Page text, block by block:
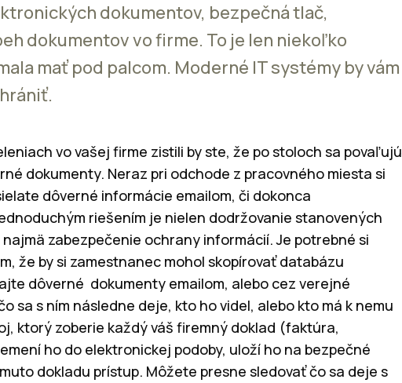
dokumentov, bezpečná tlač,
dokumentov vo firme. To je len niekoľko
mať pod palcom. Moderné IT systémy by vám
vo vašej firme zistili by ste, že po stoloch sa povaľujú
dokumenty. Neraz pri odchode z pracovného miesta si
dôverné informácie emailom, či dokonca
riešením je nielen dodržovanie stanovených
zabezpečenie ochrany informácií. Je potrebné si
že by si zamestnanec mohol skopírovať databázu
dôverné dokumenty emailom, alebo cez verejné
sa s ním následne deje, kto ho videl, alebo kto má k nemu
ktorý zoberie každý váš firemný doklad (faktúra,
ho do elektronickej podoby, uloží ho na bezpečné
dokladu prístup. Môžete presne sledovať čo sa deje s